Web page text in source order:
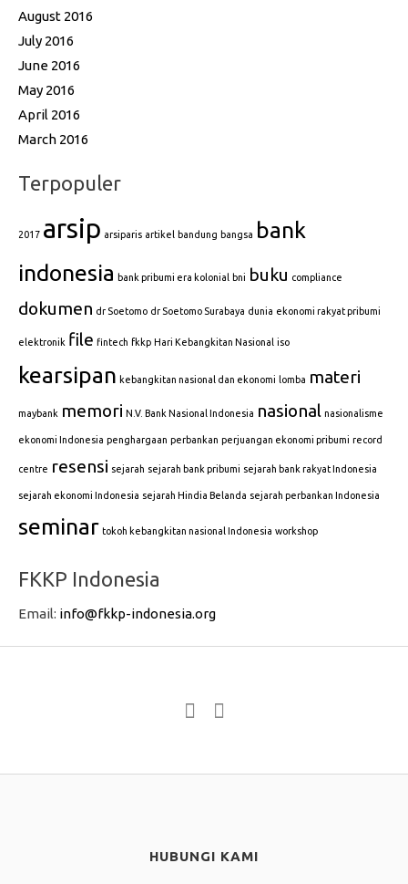
August 2016
July 2016
June 2016
May 2016
April 2016
March 2016
Terpopuler
2017 arsip arsiparis artikel bandung bangsa bank
indonesia bank pribumi era kolonial bni buku compliance
dokumen dr Soetomo dr Soetomo Surabaya dunia ekonomi rakyat pribumi
elektronik file fintech fkkp Hari Kebangkitan Nasional iso
kearsipan kebangkitan nasional dan ekonomi lomba materi
maybank memori N.V. Bank Nasional Indonesia nasional nasionalisme
ekonomi Indonesia penghargaan perbankan perjuangan ekonomi pribumi record
centre resensi sejarah sejarah bank pribumi sejarah bank rakyat Indonesia
sejarah ekonomi Indonesia sejarah Hindia Belanda sejarah perbankan Indonesia
seminar tokoh kebangkitan nasional Indonesia workshop
FKKP Indonesia
Email: info@fkkp-indonesia.org
HUBUNGI KAMI